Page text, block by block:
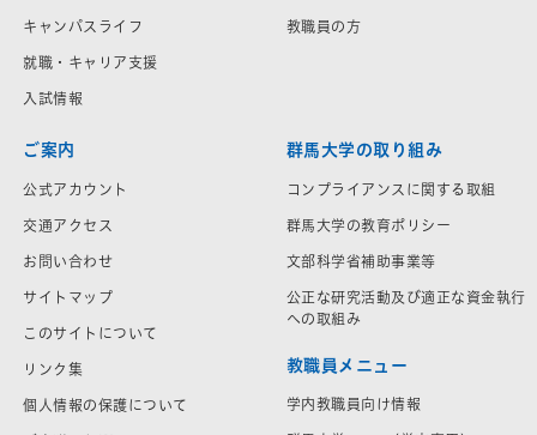
キャンパスライフ
就職・キャリア支援
入試情報
教職員の方
ご案内
公式アカウント
交通アクセス
お問い合わせ
サイトマップ
このサイトについて
リンク集
個人情報の保護について
群馬大学の取り組み
コンプライアンスに関する取組
群馬大学の教育ポリシー
文部科学省補助事業等
公正な研究活動及び適正な資金執行
への取組み
教職員メニュー
学内教職員向け情報